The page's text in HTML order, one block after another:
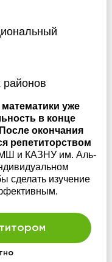
районов
уже
в конце
окончания
репетиторством
и КАЗНУ им. Аль-
сделать изучение